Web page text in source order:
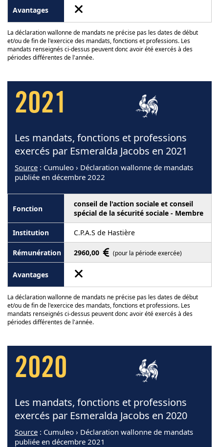
La déclaration wallonne de mandats ne précise pas les dates de début
et/ou de fin de l'exercice des mandats, fonctions et professions. Les
mandats renseignés ci-dessus peuvent donc avoir été exercés à des
périodes différentes de l'année.
2021
Les mandats, fonctions et professions
exercés par Esmeralda Jacobs en 2021
Source : Cumuleo › Déclaration wallonne de mandats
publiée en décembre 2022
conseil de l'action sociale et conseil
spécial de la sécurité sociale - Membre
C.P.A.S de Hastière
2960,00 (pour la période exercée)
La déclaration wallonne de mandats ne précise pas les dates de début
et/ou de fin de l'exercice des mandats, fonctions et professions. Les
mandats renseignés ci-dessus peuvent donc avoir été exercés à des
périodes différentes de l'année.
2020
Les mandats, fonctions et professions
exercés par Esmeralda Jacobs en 2020
Source : Cumuleo › Déclaration wallonne de mandats
publiée en décembre 2021